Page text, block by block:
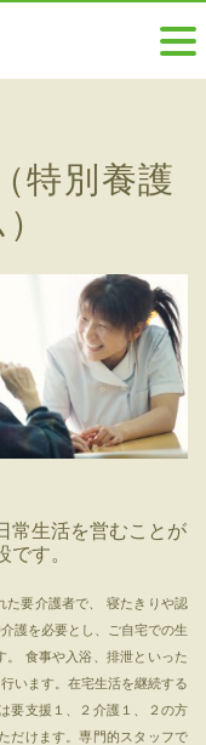
特別養護
常生活を営むことが
す。
た要介護者で、 寝たきりや認
護を必要とし、ご自宅での生
。 食事や入浴、排泄といった
います。在宅生活を継続する
要支援１、２介護１、２の方
だけます。専門的スタッフで